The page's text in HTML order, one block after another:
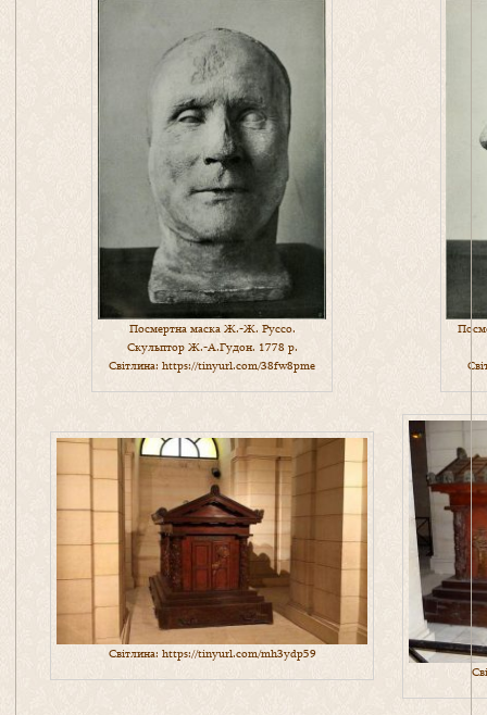
Посмертна маска Ж.-Ж. Руссо.
Скульптор Ж.-А.Гудон. 1778 р.
Світлина: https://tinyurl.com/38fw8pme
Світлина: https://tinyurl.com/mh3ydp59